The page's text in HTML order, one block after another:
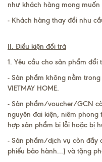
như khách hàng mong
- Khách hàng thay đổi nhu
II. Điều kiện đổi trả
1. Yêu cầu cho sản phẩm đổi
- Sản phẩm không nằm
VIETMAY HOME.
- Sản phẩm/voucher/GCN
nguyên đai kiện, niêm
hợp sản phẩm bị lỗi hoặc bị
- Sản phẩm/dịch vụ còn đầy
phiếu bảo hành...) và tặng